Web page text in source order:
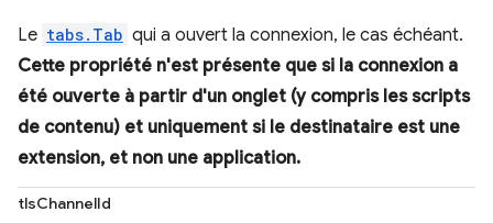
Le tabs.Tab qui a ouvert la connexion, le cas échéant.
Cette propriété n'est présente que si la connexion a
été ouverte à partir d'un onglet (y compris les scripts
de contenu) et uniquement si le destinataire est une
extension, et non une application.
tlsChannelId